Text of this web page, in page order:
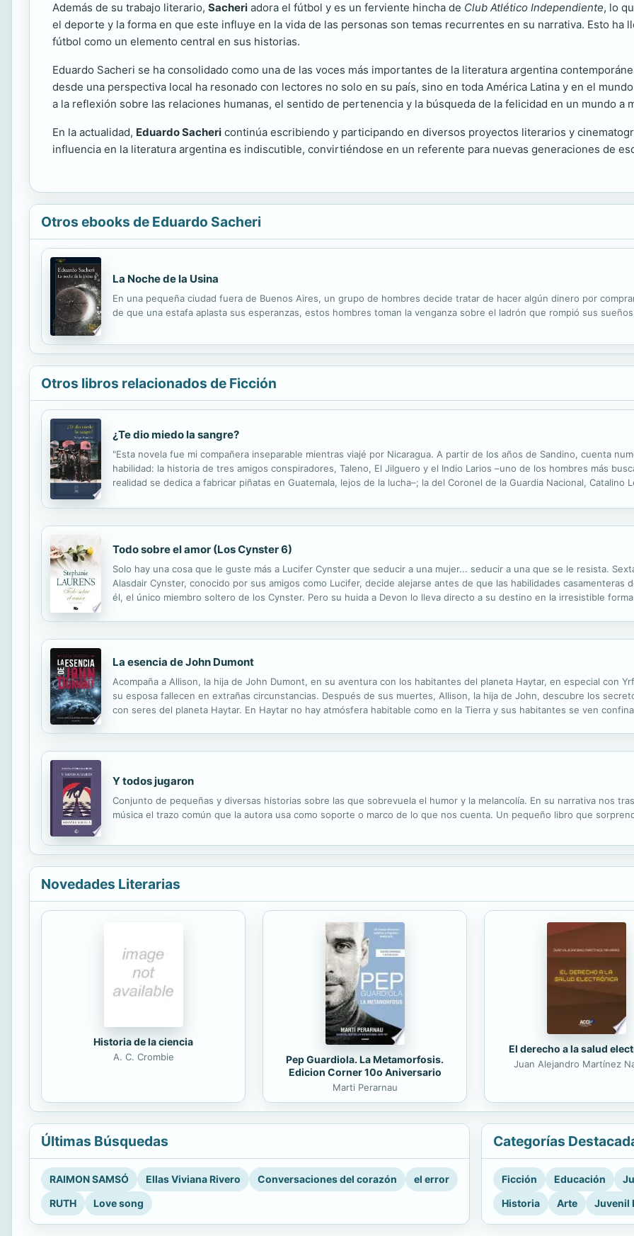
Además de su trabajo literario, Sacheri adora el fútbol y es un ferviente hincha de Club Atlético Independiente, lo
el deporte y la forma en que este influye en la vida de las personas son temas recurrentes en su narrativa. Esto ha
fútbol como un elemento central en sus historias.
Eduardo Sacheri se ha consolidado como una de las voces más importantes de la literatura argentina
desde una perspectiva local ha resonado con lectores no solo en su país, sino en toda América Latina y en el
a la reflexión sobre las relaciones humanas, el sentido de pertenencia y la búsqueda de la felicidad en un mundo a
En la actualidad, Eduardo Sacheri continúa escribiendo y participando en diversos proyectos literarios y
influencia en la literatura argentina es indiscutible, convirtiéndose en un referente para nuevas generaciones de
Otros ebooks de Eduardo Sacheri
La Noche de la Usina
En una pequeña ciudad fuera de Buenos Aires, un grupo de hombres decide tratar de hacer algún dinero por
de que una estafa aplasta sus esperanzas, estos hombres toman la venganza sobre el ladrón que rompió sus
Otros libros relacionados de Ficción
¿Te dio miedo la sangre?
"Esta novela fue mi compañera inseparable mientras viajé por Nicaragua. A partir de los años de Sandino, cuenta
habilidad: la historia de tres amigos conspiradores, Taleno, El Jilguero y el Indio Larios –uno de los hombres más
realidad se dedica a fabricar piñatas en Guatemala, lejos de la lucha–; la del Coronel de la Guardia Nacional, Catalino
Todo sobre el amor (Los Cynster 6)
Solo hay una cosa que le guste más a Lucifer Cynster que seducir a una mujer... seducir a una que se le resista.
Alasdair Cynster, conocido por sus amigos como Lucifer, decide alejarse antes de que las habilidades casamenteras
él, el único miembro soltero de los Cynster. Pero su huida a Devon lo lleva directo a su destino en la irresistible
La esencia de John Dumont
Acompaña a Allison, la hija de John Dumont, en su aventura con los habitantes del planeta Haytar, en especial con
su esposa fallecen en extrañas circunstancias. Después de sus muertes, Allison, la hija de John, descubre los
con seres del planeta Haytar. En Haytar no hay atmósfera habitable como en la Tierra y sus habitantes se ven
Y todos jugaron
Conjunto de pequeñas y diversas historias sobre las que sobrevuela el humor y la melancolía. En su narrativa nos
música el trazo común que la autora usa como soporte o marco de lo que nos cuenta. Un pequeño libro que
Novedades Literarias
Historia de la ciencia
A. C. Crombie
Pep Guardiola. La Metamorfosis.
Edicion Corner 10o Aniversario
Marti Perarnau
El derecho a la salud
Juan Alejandro Martínez
Últimas Búsquedas
RAIMON SAMSÓ Ellas Viviana Rivero Conversaciones del corazón
el error
RUTH
Love song
Categorías
Ficción Educación
Historia
Arte Juvenil